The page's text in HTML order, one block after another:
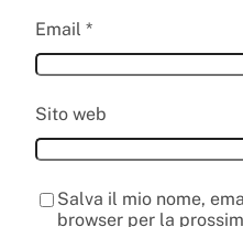
Email *
Sito web
Salva il mio nome,
browser per la